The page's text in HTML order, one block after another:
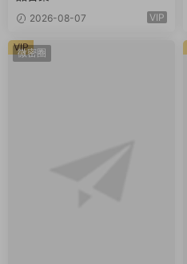
2026-08-07 VIP
微密圈
VIP